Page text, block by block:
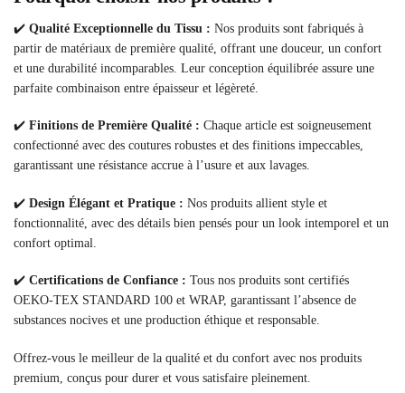
✔️ Qualité Exceptionnelle du Tissu : Nos produits sont fabriqués à
partir de matériaux de première qualité, offrant une douceur, un confort
et une durabilité incomparables. Leur conception équilibrée assure une
parfaite combinaison entre épaisseur et légèreté.
✔️ Finitions de Première Qualité : Chaque article est soigneusement
confectionné avec des coutures robustes et des finitions impeccables,
garantissant une résistance accrue à l’usure et aux lavages.
✔️ Design Élégant et Pratique : Nos produits allient style et
fonctionnalité, avec des détails bien pensés pour un look intemporel et un
confort optimal.
✔️ Certifications de Confiance : Tous nos produits sont certifiés
OEKO-TEX STANDARD 100 et WRAP, garantissant l’absence de
substances nocives et une production éthique et responsable.
Offrez-vous le meilleur de la qualité et du confort avec nos produits
premium, conçus pour durer et vous satisfaire pleinement.